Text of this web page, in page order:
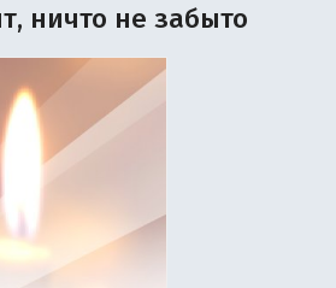
ничто не забыто